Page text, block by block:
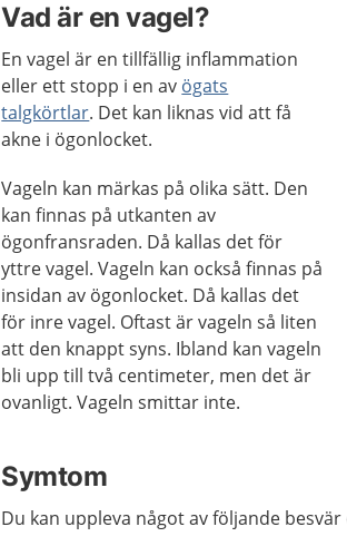
Vad är en vagel?
En vagel är en tillfällig inflammation
eller ett stopp i en av ögats
talgkörtlar. Det kan liknas vid att få
akne i ögonlocket.
Vageln kan märkas på olika sätt. Den
kan finnas på utkanten av
ögonfransraden. Då kallas det för
yttre vagel. Vageln kan också finnas på
insidan av ögonlocket. Då kallas det
för inre vagel. Oftast är vageln så liten
att den knappt syns. Ibland kan vageln
bli upp till två centimeter, men det är
ovanligt. Vageln smittar inte.
Symtom
Du kan uppleva något av följande